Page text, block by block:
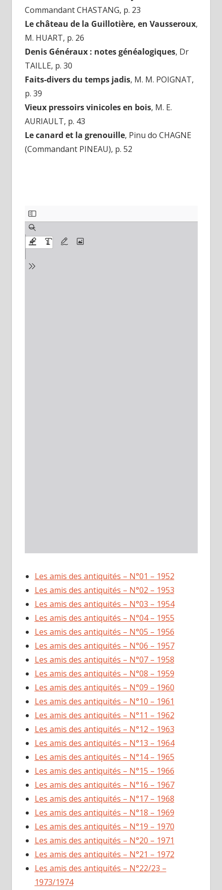
Commandant CHASTANG, p. 23
Le château de la Guillotière, en Vausseroux,
M. HUART, p. 26
Denis Généraux : notes généalogiques, Dr
TAILLE, p. 30
Faits-divers du temps jadis, M. M. POIGNAT,
p. 39
Vieux pressoirs vinicoles en bois, M. E.
AURIAULT, p. 43
Le canard et la grenouille, Pinu do CHAGNE
(Commandant PINEAU), p. 52
Les amis des antiquités – N°01 – 1952
Les amis des antiquités – N°02 – 1953
Les amis des antiquités – N°03 – 1954
Les amis des antiquités – N°04 – 1955
Les amis des antiquités – N°05 – 1956
Les amis des antiquités – N°06 – 1957
Les amis des antiquités – N°07 – 1958
Les amis des antiquités – N°08 – 1959
Les amis des antiquités – N°09 – 1960
Les amis des antiquités – N°10 – 1961
Les amis des antiquités – N°11 – 1962
Les amis des antiquités – N°12 – 1963
Les amis des antiquités – N°13 – 1964
Les amis des antiquités – N°14 – 1965
Les amis des antiquités – N°15 – 1966
Les amis des antiquités – N°16 – 1967
Les amis des antiquités – N°17 – 1968
Les amis des antiquités – N°18 – 1969
Les amis des antiquités – N°19 – 1970
Les amis des antiquités – N°20 – 1971
Les amis des antiquités – N°21 – 1972
Les amis des antiquités – N°22/23 –
1973/1974